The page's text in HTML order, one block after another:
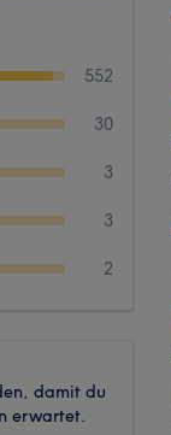
552
30
3
3
2
damit du
erwartet.